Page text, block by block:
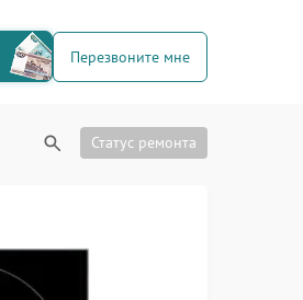
Перезвоните мне
Статус ремонта